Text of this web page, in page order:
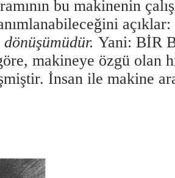
bu makinenin
Yani: BİR
makineye özgü olan
İnsan ile makine